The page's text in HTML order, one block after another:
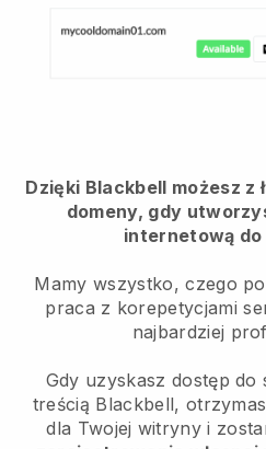
Dzięki Blackbell możesz z
domeny, gdy
internetową
Mamy wszystko, czego
praca z korepetycjami
najbardziej
Gdy uzyskasz dostęp do
treścią Blackbell,
dla Twojej witryny i